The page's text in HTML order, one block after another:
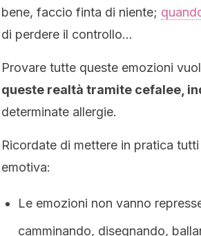
bene, faccio finta di niente;
di perdere il controllo…
Provare tutte queste emozioni
queste realtà tramite cefalee,
determinate allergie.
Ricordate di mettere in pratica
emotiva:
Le emozioni non vanno
camminando, disegnando,